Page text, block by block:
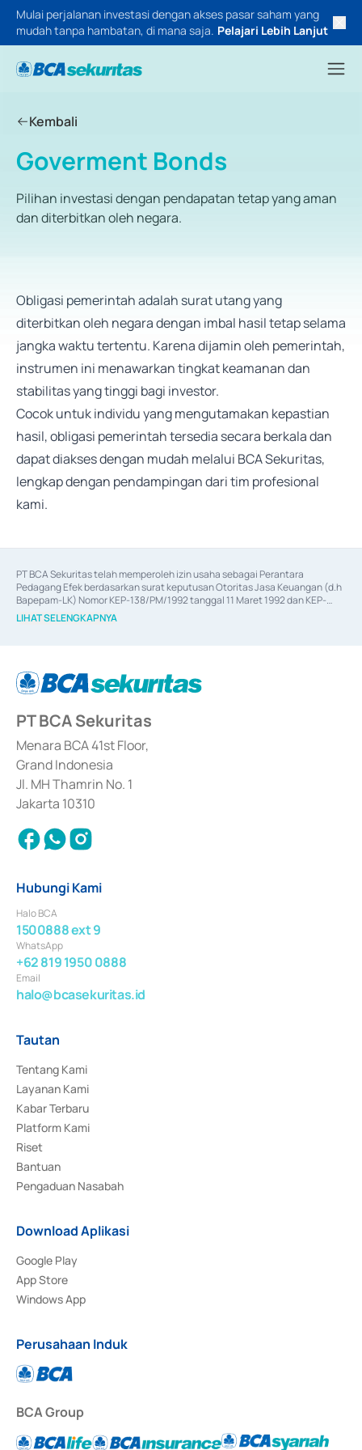
Mulai perjalanan investasi dengan akses pasar saham yang
mudah tanpa hambatan, di mana saja. Pelajari Lebih Lanjut
Kembali
Goverment Bonds
Pilihan investasi dengan pendapatan tetap yang aman
dan diterbitkan oleh negara.
Obligasi pemerintah adalah surat utang yang
diterbitkan oleh negara dengan imbal hasil tetap selama
jangka waktu tertentu. Karena dijamin oleh pemerintah,
instrumen ini menawarkan tingkat keamanan dan
stabilitas yang tinggi bagi investor.
Cocok untuk individu yang mengutamakan kepastian
hasil, obligasi pemerintah tersedia secara berkala dan
dapat diakses dengan mudah melalui BCA Sekuritas,
lengkap dengan pendampingan dari tim profesional
kami.
PT BCA Sekuritas telah memperoleh izin usaha sebagai Perantara
Pedagang Efek berdasarkan surat keputusan Otoritas Jasa Keuangan (d.h
Bapepam-LK) Nomor KEP-138/PM/1992 tanggal 11 Maret 1992 dan KEP-
06/D.04/2014 tanggal 28 Februari 2014, izin usaha sebagai Penjamin Emisi
Efek berdasarkan surat keputusan Otoritas Jasa Keuangan Nomor KEP-
berdasarkan surat keputusan Otoritas Jasa Keuangan Nomor S-
67/PM.21/2017 tanggal 3 Februari 2017, dan beberapa izin usaha lainnya
Sertifikat Deposito di Pasar Uang yang izinnya diterbitkan pada tahun 2017
dan izin usaha lainnya dari Bank Indonesia sebagai Lembaga Pendukung
Penerbitan, Transaksi, serta Penatausahaan dan Penyelesaian Transaksi
Surat Berharga Komersial yang izinnya diterbitkan pada tahun 2018.
LIHAT SELENGKAPNYA
PT BCA Sekuritas
Menara BCA 41st Floor,
Grand Indonesia
Jl. MH Thamrin No. 1
Jakarta 10310
Hubungi Kami
Halo BCA
1500888 ext 9
WhatsApp
+62 819 1950 0888
Email
halo@bcasekuritas.id
Tautan
Tentang Kami
Layanan Kami
Kabar Terbaru
Platform Kami
Riset
Bantuan
Pengaduan Nasabah
Download Aplikasi
Google Play
App Store
Windows App
Perusahaan Induk
BCA Group